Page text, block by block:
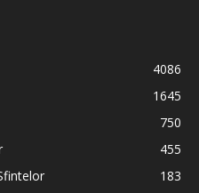
4086
1645
750
455
183